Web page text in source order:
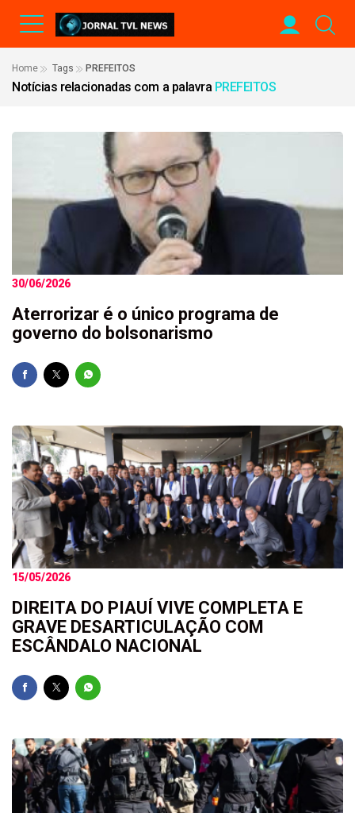
Home Tags PREFEITOS
Notícias relacionadas com a palavra PREFEITOS
30/06/2026
Aterrorizar é o único programa de
governo do bolsonarismo
15/05/2026
DIREITA DO PIAUÍ VIVE COMPLETA E
GRAVE DESARTICULAÇÃO COM
ESCÂNDALO NACIONAL